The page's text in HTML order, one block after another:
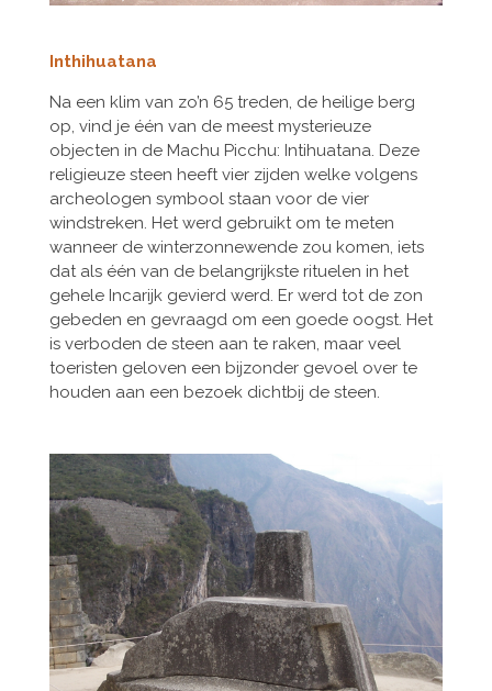
Inthihuatana
Na een klim van zo’n 65 treden, de heilige berg
op, vind je één van de meest mysterieuze
objecten in de Machu Picchu: Intihuatana. Deze
religieuze steen heeft vier zijden welke volgens
archeologen symbool staan voor de vier
windstreken. Het werd gebruikt om te meten
wanneer de winterzonnewende zou komen, iets
dat als één van de belangrijkste rituelen in het
gehele Incarijk gevierd werd. Er werd tot de zon
gebeden en gevraagd om een goede oogst. Het
is verboden de steen aan te raken, maar veel
toeristen geloven een bijzonder gevoel over te
houden aan een bezoek dichtbij de steen.